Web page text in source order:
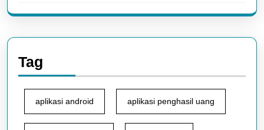
Tag
aplikasi android aplikasi penghasil uang